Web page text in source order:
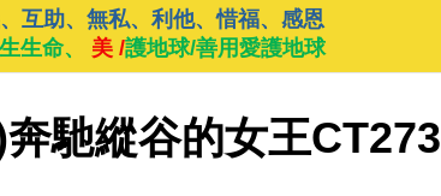
互助、無私、利他、惜福、感恩
生命、 美 /護地球/善用愛護地球
馳縱谷的女王CT273